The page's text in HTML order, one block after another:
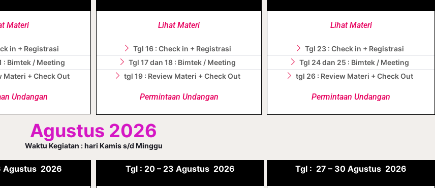
Materi
in + Registrasi
: Bimtek / Meeting
Materi + Check Out
Undangan
Lihat Materi
Tgl 16 : Check in + Registrasi
Tgl 17 dan 18 : Bimtek / Meeting
tgl 19 : Review Materi + Check Out
Permintaan Undangan
Lihat Materi
Tgl 23 : Check in + Registrasi
Tgl 24 dan 25 : Bimtek / Meeting
tgl 26 : Review Materi + Check Out
Permintaan Undangan
Agustus 2026
Waktu Kegiatan : hari Kamis s/d Minggu
Agustus 2026 Tgl : 20 – 23 Agustus 2026 Tgl : 27 – 30 Agustus 2026